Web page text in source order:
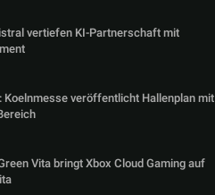
vertiefen KI-Partnerschaft mit
Koelnmesse veröffentlicht Hallenplan mit
Vita bringt Xbox Cloud Gaming auf